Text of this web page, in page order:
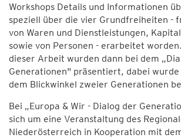
Workshops Details und Informationen
speziell über die vier Grundfreiheiten -
von Waren und Dienstleistungen,
sowie von Personen - erarbeitet
dieser Arbeit wurden dann bei dem
Generationen" präsentiert, dabei wurde
dem Blickwinkel zweier Generationen
Bei „Europa & Wir - Dialog der
sich um eine Veranstaltung des
Niederösterreich in Kooperation mit